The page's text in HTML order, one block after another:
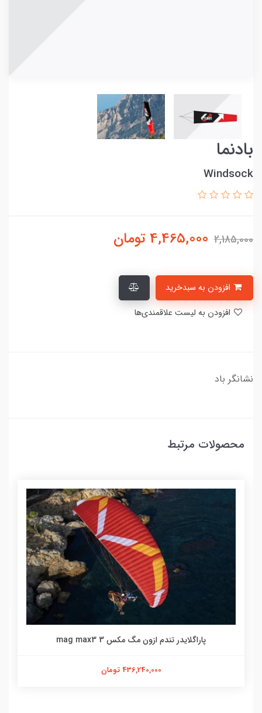
بادنما
Windsock
2,185,000
4,465,000 تومان
نشانگر باد
محصولات مرتبط
پاراگلایدر تندم ازون مگ مکس 3 mag max3
436,240,000 تومان